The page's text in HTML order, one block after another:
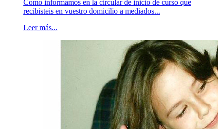
Como informamos en la circular de inicio de curso que
recibisteis en vuestro domicilio a mediados...
Leer más...